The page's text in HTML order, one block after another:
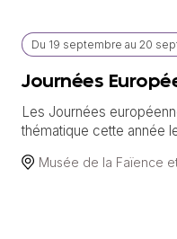
Du 19 septembre au 20
Journées
Les Journées
thématique cette année
Musée de la Faïence